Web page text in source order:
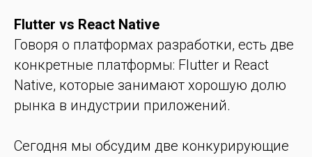
Flutter vs React Native
Говоря о платформах разработки, есть две
конкретные платформы: Flutter и React
Native, которые занимают хорошую долю
рынка в индустрии приложений.
Сегодня мы обсудим две конкурирующие